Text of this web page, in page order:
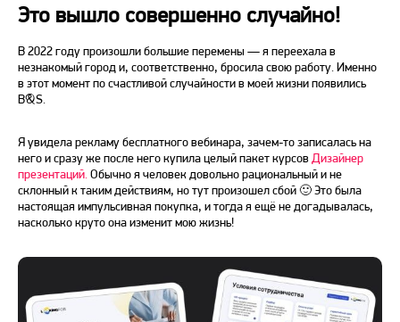
Это вышло совершенно случайно!
В 2022 году произошли большие перемены — я переехала в
незнакомый город и, соответственно, бросила свою работу. Именно
в этот момент по счастливой случайности в моей жизни появились
B&S.
Я увидела рекламу бесплатного вебинара, зачем-то записалась на
него и сразу же после него купила целый пакет курсов Дизайнер
презентаций Обычно я человек довольно рациональный и не
склонный к таким действиям, но тут произошел сбой 🙂 Это была
настоящая импульсивная покупка, и тогда я ещё не догадывалась,
насколько круто она изменит мою жизнь!